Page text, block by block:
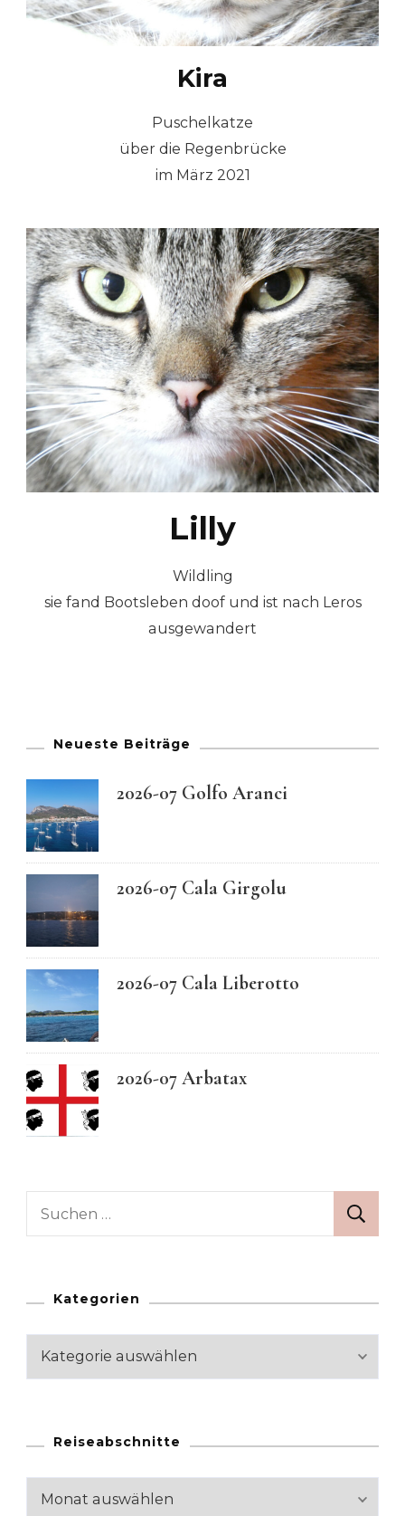
Kira
Puschelkatze
über die Regenbrücke
im März 2021
Lilly
Wildling
sie fand Bootsleben doof und ist nach Leros
ausgewandert
Neueste Beiträge
2026-07 Golfo Aranci
2026-07 Cala Girgolu
2026-07 Cala Liberotto
2026-07 Arbatax
Suchen
Kategorien
Kategorien
Reiseabschnitte
Reiseabschnitte